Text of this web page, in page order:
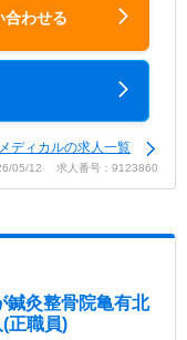
合わせる
ディカルの求人一覧
05/12 求人番号：9123860
鍼灸整骨院亀有北
正職員)